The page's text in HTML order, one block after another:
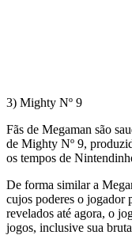
3) Mighty Nº 9
Fãs de Megaman são
de Mighty Nº 9,
os tempos de
De forma similar a
cujos poderes o jogador
revelados até agora, o
jogos, inclusive sua